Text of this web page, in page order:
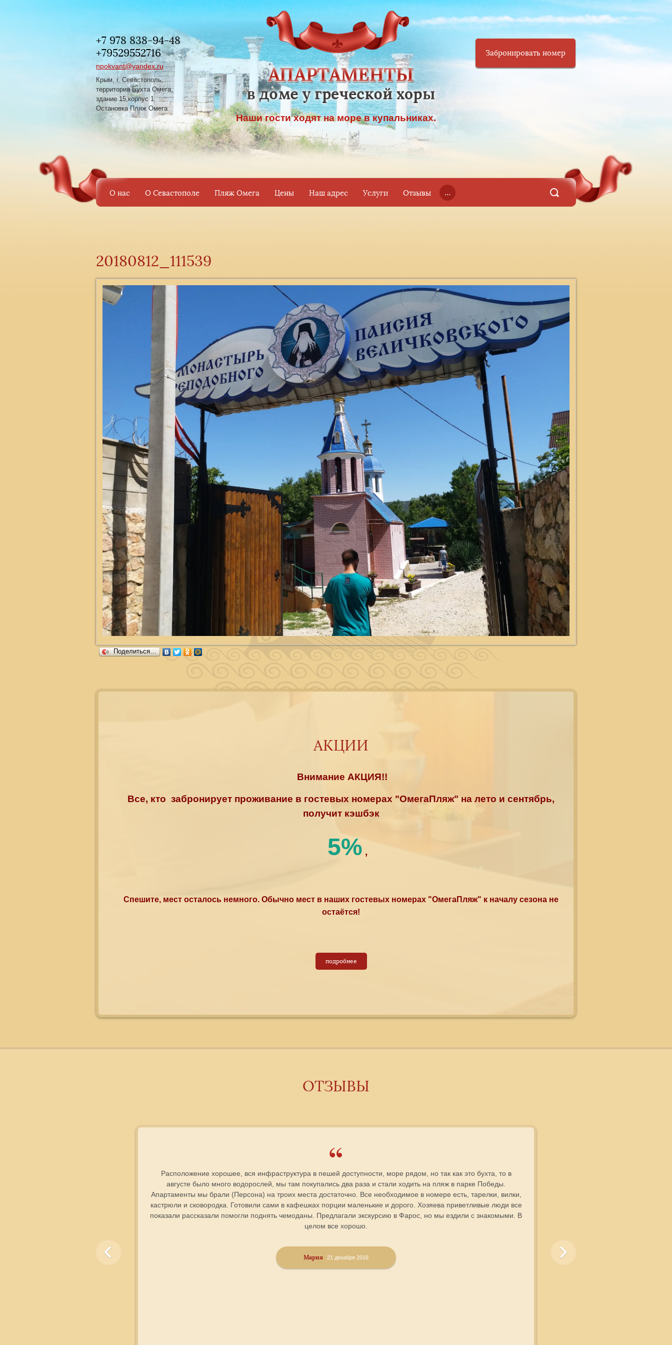
Наши гости ходят на море в купальниках.
+7 978 838-94-48
+79529552716
npokvant@yandex.ru
Крым, г. Севастополь,
территория Бухта Омега,
здание 15,корпус 1
Остановка Пляж Омега
Забронировать номер
О нас О Севастополе Пляж Омега Цены Наш адрес Услуги Отзывы ...
20180812_111539
Поделиться…
АКЦИИ
Внимание АКЦИЯ!!
Все, кто забронирует проживание в гостевых номерах "ОмегаПляж" на лето и сентябрь,
получит кэшбэк
5% ,
Спешите, мест осталось немного. Обычно мест в наших гостевых номерах "ОмегаПляж" к началу сезона не
остаётся!
подробнее
ОТЗЫВЫ
Расположение хорошее, вся инфраструктура в пешей доступности, море рядом, но так как это бухта, то в
августе было много водорослей, мы там покупались два раза и стали ходить на пляж в парке Победы.
Апартаменты мы брали (Персона) на троих места достаточно. Все необходимое в номере есть, тарелки, вилки,
кастрюли и сковородка. Готовили сами в кафешках порции маленькие и дорого. Хозяева приветливые люди все
показали рассказали помогли поднять чемоданы. Предлагали экскурсию в Фарос, но мы ездили с знакомыми. В
целом все хорошо.
Мария 21 декабря 2016